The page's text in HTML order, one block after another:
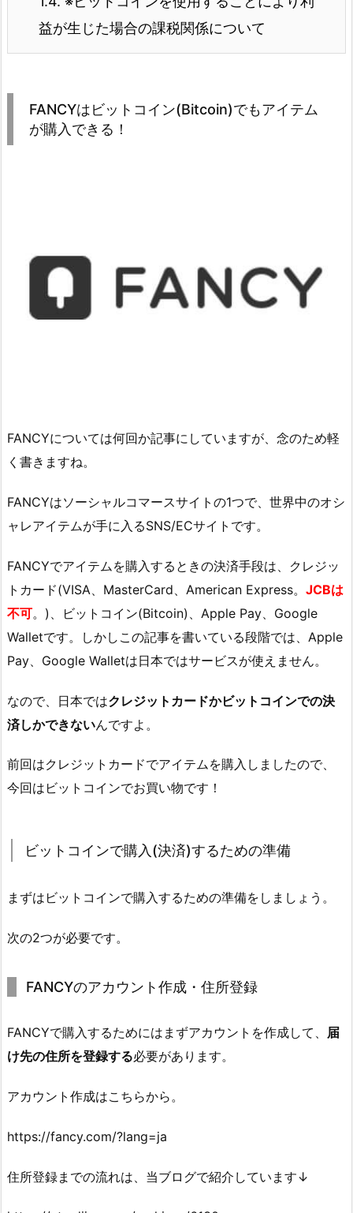
益が生じた場合の課税関係について
FANCYはビットコイン(Bitcoin)でもアイテム
が購入できる！
FANCYについては何回か記事にしていますが、念のため軽
く書きますね。
FANCYはソーシャルコマースサイトの1つで、世界中のオシ
ャレアイテムが手に入るSNS/ECサイトです。
FANCYでアイテムを購入するときの決済手段は、クレジッ
トカード(VISA、MasterCard、American Express。 JCBは
不可。)、ビットコイン(Bitcoin)、Apple Pay、Google
Walletです。しかしこの記事を書いている段階では、Apple
Pay、Google Walletは日本ではサービスが使えません。
なので、日本ではクレジットカードかビットコインでの決
済しかできないんですよ。
前回はクレジットカードでアイテムを購入しましたので、
今回はビットコインでお買い物です！
ビットコインで購入(決済)するための準備
まずはビットコインで購入するための準備をしましょう。
次の2つが必要です。
FANCYのアカウント作成・住所登録
FANCYで購入するためにはまずアカウントを作成して、 届
け先の住所を登録する必要があります。
アカウント作成はこちらから。
https://fancy.com/?lang=ja
住所登録までの流れは、当ブログで紹介しています↓